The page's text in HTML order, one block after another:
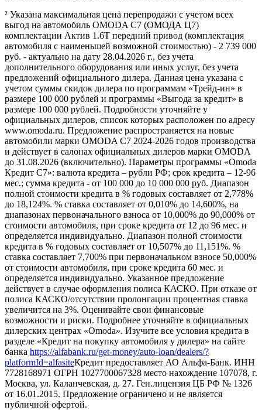
² Указана максимальная цена перепродажи с учетом всех
выгод на автомобиль OMODA C7 (ОМОДА Ц7)
комплектации Актив 1.6T передний привод (комплектация
автомобиля с наименьшей возможной стоимостью) - 2 739 000
руб. - актуально на дату 28.04.2026 г., без учета
дополнительного оборудования или иных услуг, без учета
предложений официального дилера. Данная цена указана с
учетом суммы скидок дилера по программам «Трейд-ин» в
размере 100 000 рублей и программы «Выгода за кредит» в
размере 100 000 рублей. Подробности уточняйте у
официальных дилеров, список которых расположен по адресу
www.omoda.ru. Предложение распространяется на новые
автомобили марки OMODA C7 2024-2026 годов производства
и действует в салонах официальных дилеров марки OMODA
до 31.08.2026 (включительно). Параметры программы «Omoda
Кредит C7»: валюта кредита – рубли РФ; срок кредита – 12-96
мес.; сумма кредита - от 100 000 до 10 000 000 руб. Диапазон
полной стоимости кредита в % годовых составляет от 2,778%
до 18,124%. % ставка составляет от 0,010% до 14,600%, на
диапазонах первоначального взноса от 10,000% до 90,000% от
стоимости автомобиля, при сроке кредита от 12 до 96 мес. и
определяется индивидуально. Диапазон полной стоимости
кредита в % годовых составляет от 10,507% до 11,151%. %
ставка составляет 7,700% при первоначальном взносе 50,000%
от стоимости автомобиля, при сроке кредита 60 мес. и
определяется индивидуально. Указанное предложение
действует в случае оформления полиса КАСКО. При отказе от
полиса КАСКО/отсутствии пролонгации процентная ставка
увеличится на 3%. Оценивайте свои финансовые
возможности и риски. Подробнее уточняйте в официальных
дилерских центрах «Omoda». Изучите все условия кредита в
разделе «Кредит на покупку автомобиля у дилера» на сайте
банка https://alfabank.ru/get-money/auto-loan/dealers/?
platformId=alfasiteКредит предоставляет АО Альфа-Банк. ИНН
7728168971 ОГРН 1027700067328 место нахождение 107078, г.
Москва, ул. Каланчевская, д. 27. Ген.лицензия ЦБ РФ № 1326
от 16.01.2015. Предложение ограничено и не является
публичной офертой.